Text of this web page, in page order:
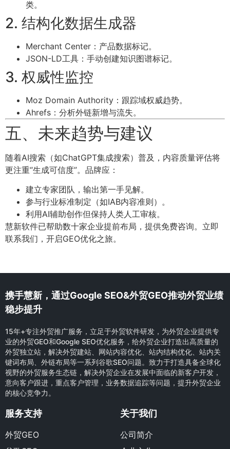
类。
2. 结构化数据生成器
Merchant Center：产品数据标记。
JSON-LD工具：手动创建知识图谱标记。
3. 权威性监控
Moz Domain Authority：跟踪域权威趋势。
Ahrefs：分析外链新增与流失。
五、未来趋势与建议
随着AI搜索（如ChatGPT集成搜索）普及，内容质量评估将
更注重“生成可信度”。品牌应：
建立专家团队，输出第一手见解。
参与行业标准制定（如IAB内容准则）。
利用AI辅助创作但保持人类人工审核。
慧新软件已帮助数十家企业提前布局，提供免费咨询。立即
联系我们，开启GEO优化之旅。
携手慧新，通过Google SEO&外贸GEO推动外贸业绩
稳步提升
15年+专注外贸推广服务，立足于外贸软件研发，为外贸企业提供专
业的外贸GEO和Google SEO优化服务，给外贸企业打造出高质量的
外贸独立站，解决外贸建站、网站内容优化、站内结构优化、站内关
键词布局、外链布局等一系列谷歌SEO问题。致力于打造具备全球化
视野的外贸服务生态链，解决外贸企业在发展中面临的新客户开发，
意向客户跟进，重点客户管理，业务数据追踪等问题，提升外贸企业
的核心竞争力。
服务支持
外贸GEO
关于我们
公司简介